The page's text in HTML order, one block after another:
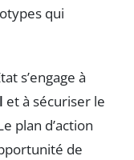
qui
s’engage à
et à sécuriser le
plan d’action
de